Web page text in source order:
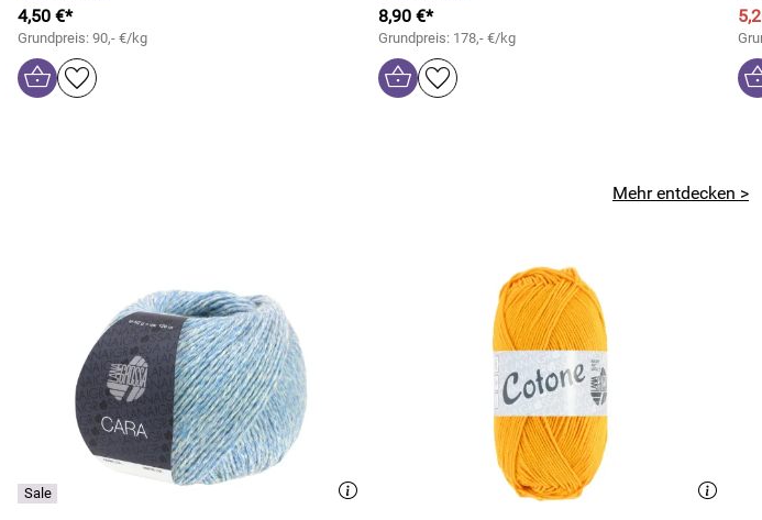
4,50 €*
Grundpreis: 90,- €/kg
8,90 €*
Grundpreis: 178,- €/kg
Mehr entdecken >